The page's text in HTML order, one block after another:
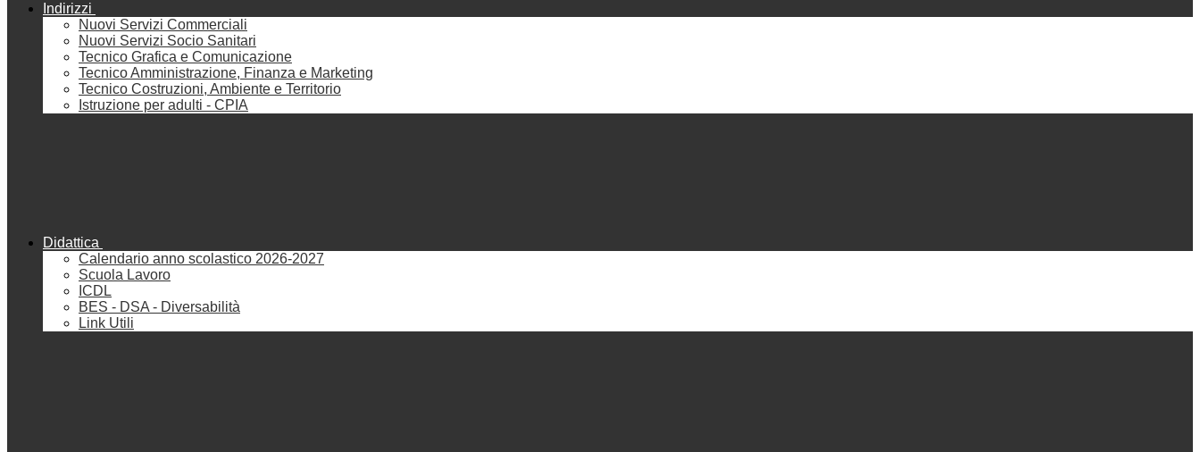
Indirizzi
Nuovi Servizi Commerciali
Nuovi Servizi Socio Sanitari
Tecnico Grafica e Comunicazione
Tecnico Amministrazione, Finanza e Marketing
Tecnico Costruzioni, Ambiente e Territorio
Istruzione per adulti - CPIA
Didattica
Calendario anno scolastico 2026-2027
Scuola Lavoro
ICDL
BES - DSA - Diversabilità
Link Utili